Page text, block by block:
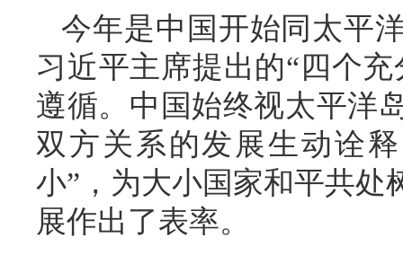
今年是中国开始同太平
习近平主席提出的“四个
遵循。中国始终视太平洋
双方关系的发展生动诠
小”，为大小国家和平共处
展作出了表率。